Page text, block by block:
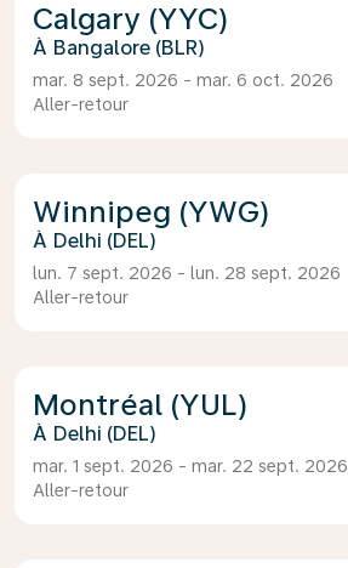
Calgary (YYC)
Bangalore (BLR)
mar. 8 sept. 2026 - mar. 6 oct. 2026
Aller-retour
Winnipeg (YWG)
Delhi (DEL)
lun. 7 sept. 2026 - lun. 28 sept. 2026
Aller-retour
Montréal (YUL)
Delhi (DEL)
mar. 1 sept. 2026 - mar. 22 sept. 2026
Aller-retour